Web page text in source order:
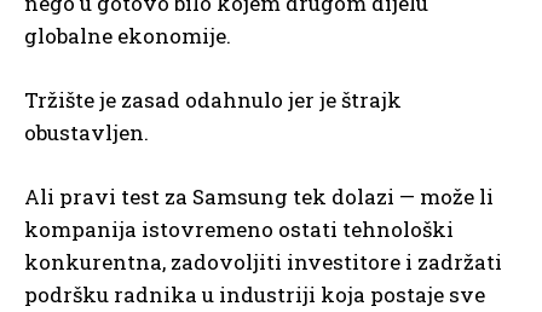
globalne ekonomije.
Tržište je zasad odahnulo jer je štrajk
obustavljen.
Ali pravi test za Samsung tek dolazi — može li
kompanija istovremeno ostati tehnološki
konkurentna, zadovoljiti investitore i zadržati
podršku radnika u industriji koja postaje sve